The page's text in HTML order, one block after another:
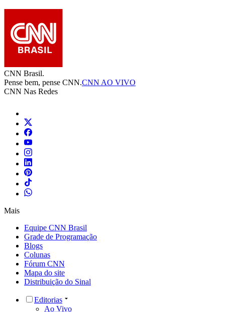
CNN Brasil.
Pense bem, pense CNN.CNN AO VIVO
CNN Nas Redes
Mais
Equipe CNN Brasil
Grade de Programação
Blogs
Colunas
Fórum CNN
Mapa do site
Distribuição do Sinal
Editorias
Ao Vivo